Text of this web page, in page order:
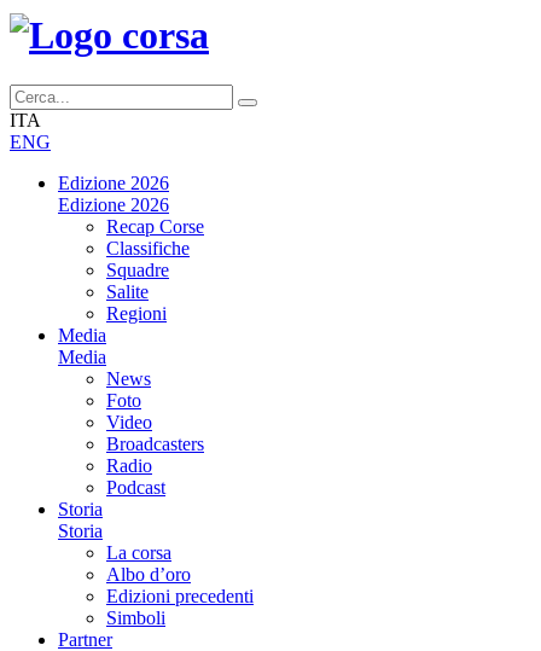
ITA
ENG
Edizione 2026
Edizione 2026
Recap Corse
Classifiche
Squadre
Salite
Regioni
Media
Media
News
Foto
Video
Broadcasters
Radio
Podcast
Storia
Storia
La corsa
Albo d’oro
Edizioni precedenti
Simboli
Partner